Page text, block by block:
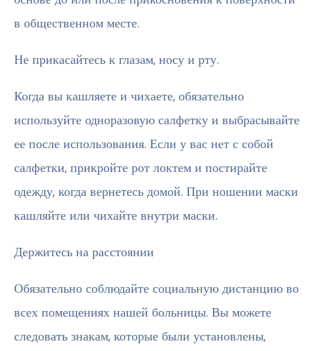
в общественном месте.
Не прикасайтесь к глазам, носу и рту.
Когда вы кашляете и чихаете, обязательно
используйте одноразовую салфетку и выбрасывайте
ее после использования. Если у вас нет с собой
салфетки, прикройте рот локтем и постирайте
одежду, когда вернетесь домой. При ношении маски
кашляйте или чихайте внутри маски.
Держитесь на расстоянии
Обязательно соблюдайте социальную дистанцию во
всех помещениях нашей больницы. Вы можете
следовать знакам, которые были установлены,